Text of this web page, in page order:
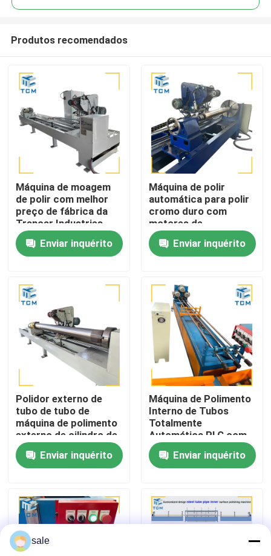
Para casa
Produtos
Sobre nós
Visita à fábrica
Controle de qualidade
Contacte-nos
Notícias
Solicite um orçamento
Máquina de polimento de tanques
Produtos recomendados
Máquina de moagem
de polir com melhor
preço de fábrica da
Trancar Industries
Enviar inquérito
Máquina de polir
automática para polir
cromo duro com
motores de
rectificação de dupla
frequência variável e
rugosidade de
Enviar inquérito
Polidor externo de
tubo de tubo de
máquina de polimento
externo de cilindro de
aço
Enviar inquérito
Máquina de Polimento
Interno de Tubos
Totalmente
Automática PLC com
6m de Comprimento
Máximo e Rugosidade
Superficial de 0,25μm
Enviar inquérito
sale